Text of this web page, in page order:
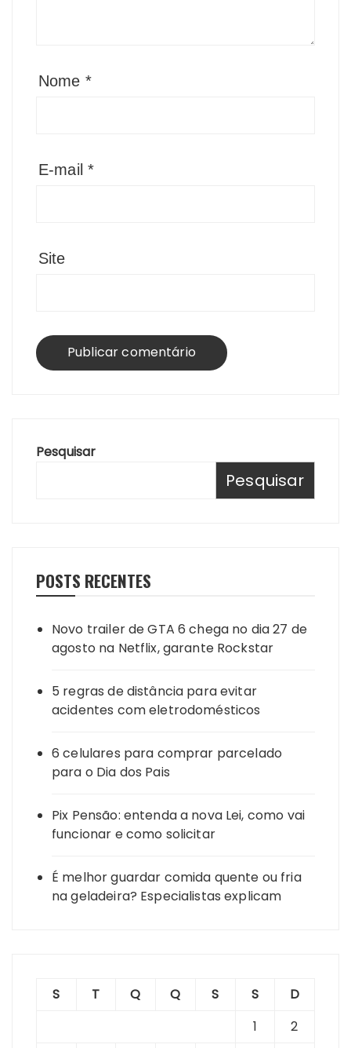
Nome *
E-mail*
Site
Pesquisar
Pesquisar
POSTS RECENTES
Novo trailer de GTA 6 chega no dia 27 de
agosto na Netflix, garante Rockstar
5 regras de distância para evitar
acidentes com eletrodomésticos
6 celulares para comprar parcelado
para o Dia dos Pais
Pix Pensão: entenda a nova Lei, como vai
funcionar e como solicitar
É melhor guardar comida quente ou fria
na geladeira? Especialistas explicam
S T Q Q S S
D
1
2